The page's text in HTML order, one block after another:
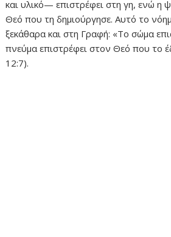
και υλικό— επιστρέφει στη γη, ενώ η
Θεό που τη δημιούργησε. Αυτό το
ξεκάθαρα και στη Γραφή: «Το σώμα
πνεύμα επιστρέφει στον Θεό που το
12:7).